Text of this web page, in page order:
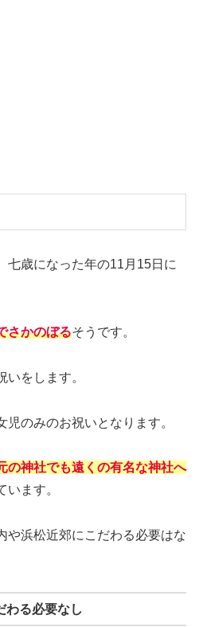
七歳になった年の11月15日に
さかのぼるそうです。
をします。
のみのお祝いとなります。
の神社でも遠くの有名な神社へ
います。
や浜松近郊にこだわる必要はな
わる必要なし